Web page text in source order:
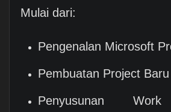
Mulai dari:
Pengenalan Microsoft
Pembuatan Project Baru
Penyusunan Work